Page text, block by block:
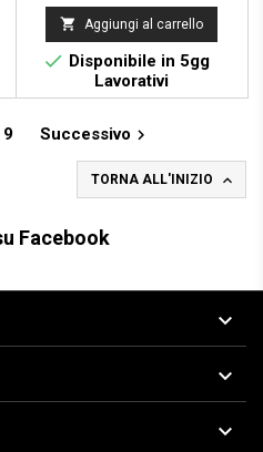
 Aggiungi al carrello
 Disponibile in 5gg
Lavorativi
9 Successivo 
TORNA ALL'INIZIO 
Facebook


